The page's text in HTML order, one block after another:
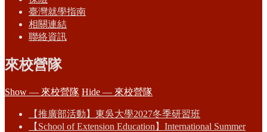
臺灣就學指南
相關連結
聯絡資訊
來校營隊
Show — 來校營隊 Hide — 來校營隊
【推廣部活動】東吳大學2027冬季研習班
【School of Extension Education】International Summer